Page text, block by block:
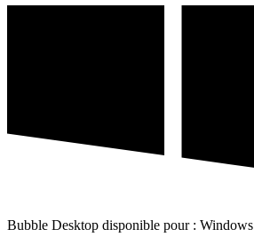
Bubble Desktop disponible pour : Windows